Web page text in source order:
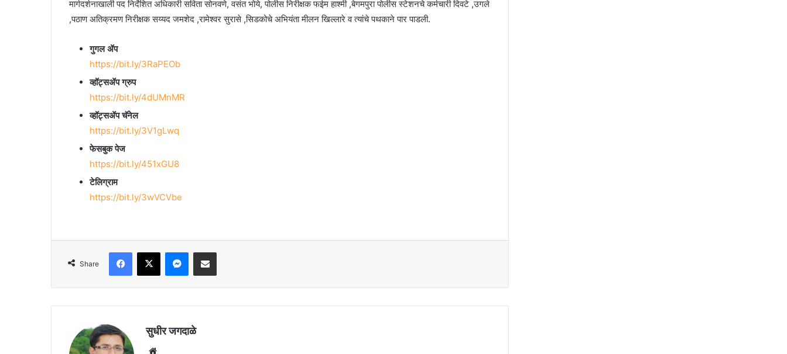
मार्गदर्शनाखाली पद निर्देशित अधिकारी सविता सोनवणे, वसंत भोये, पोलीस निरीक्षक फईम हाश्मी ,बेगमपुरा पोलीस स्टेशनचे कर्मचारी दिवटे ,उगले
,पठाण अतिक्रमण निरीक्षक सय्यद जमशेद ,रामेश्वर सुरासे ,सिडकोचे अभियंता मीलन खिल्लारे व त्यांचे पथकाने पार पाडली.
गुगल ॲप
https://bit.ly/3RaPEOb
व्हॉट्सॲप ग्रुप
https://bit.ly/4dUMnMR
व्हॉट्सॲप चॅनेल
https://bit.ly/3V1gLwq
फेसबुक पेज
https://bit.ly/451xGU8
टेलिग्राम
https://bit.ly/3wVCVbe
Share
Facebook
X Messenger
Share via Email
सुधीर जगदाळे